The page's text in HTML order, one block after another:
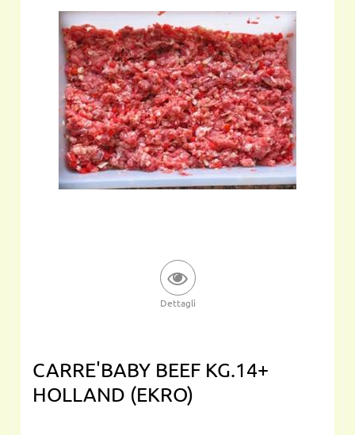
Dettagli
CARRE'BABY BEEF KG.14+
HOLLAND (EKRO)